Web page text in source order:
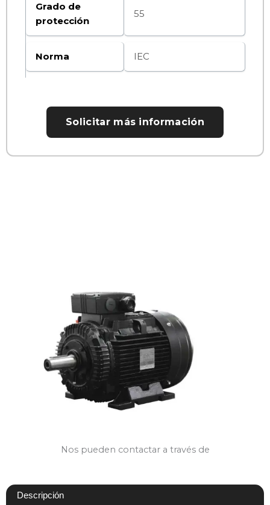
Grado de
protección
55
Norma IEC
Solicitar más información
Nos pueden contactar a través de
Descripción